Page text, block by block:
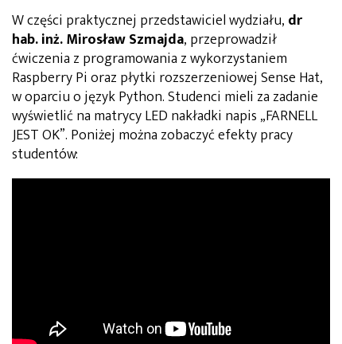
W części praktycznej przedstawiciel wydziału, dr
hab. inż. Mirosław Szmajda, przeprowadził
ćwiczenia z programowania z wykorzystaniem
Raspberry Pi oraz płytki rozszerzeniowej Sense Hat,
w oparciu o język Python. Studenci mieli za zadanie
wyświetlić na matrycy LED nakładki napis „FARNELL
JEST OK”. Poniżej można zobaczyć efekty pracy
studentów: